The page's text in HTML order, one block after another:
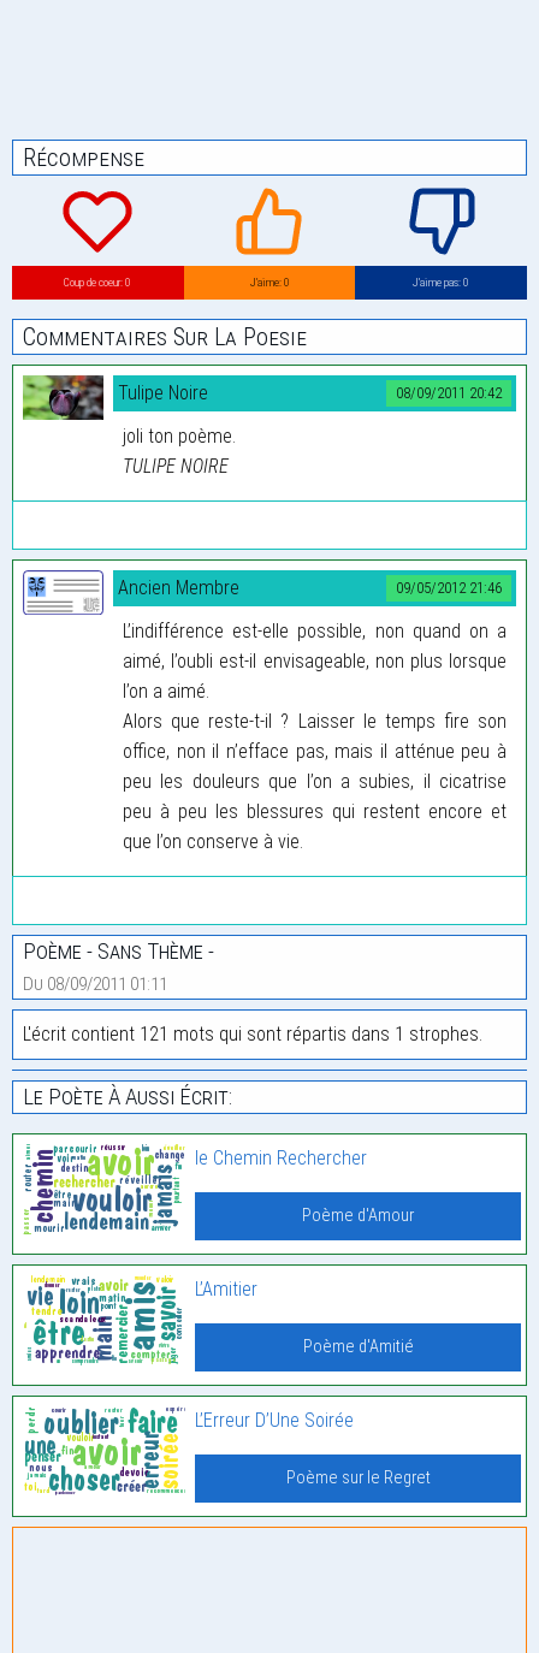
Récompense
Coup de coeur: 0 J’aime: 0 J’aime pas: 0
Commentaires Sur La Poesie
08/09/2011 20:42
Tulipe Noire
joli ton poème.
TULIPE NOIRE
09/05/2012 21:46
Ancien Membre
L’indifférence est-elle possible, non quand on a
aimé, l’oubli est-il envisageable, non plus lorsque
l’on a aimé.
Alors que reste-t-il ? Laisser le temps fire son
office, non il n’efface pas, mais il atténue peu à
peu les douleurs que l’on a subies, il cicatrise
peu à peu les blessures qui restent encore et
que l’on conserve à vie.
Poème - Sans Thème -
Du 08/09/2011 01:11
L'écrit contient 121 mots qui sont répartis dans 1 strophes.
Le Poète À Aussi Écrit:
le Chemin Rechercher
Poème d'Amour
L’Amitier
Poème d'Amitié
L’Erreur D’Une Soirée
Poème sur le Regret